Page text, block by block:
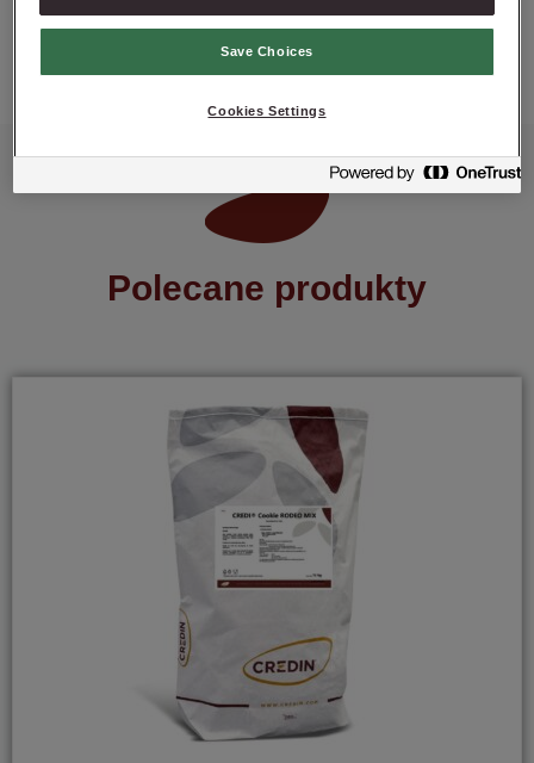
ZAPYTAJ O PRODUKT
Polecane produkty
Save Choices
Cookies Settings